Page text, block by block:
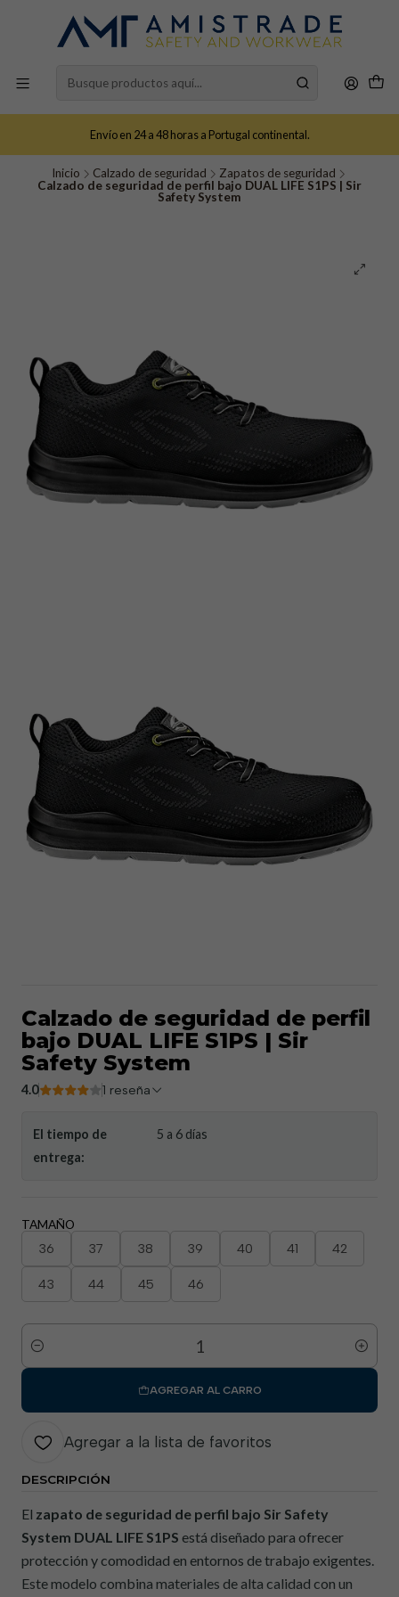
Envío en 24 a 48 horas a Portugal continental.
Inicio Calzado de seguridad
Zapatos de seguridad
Calzado de seguridad de perfil bajo DUAL LIFE S1PS | Sir
Safety System
Calzado de seguridad de perfil
bajo DUAL LIFE S1PS | Sir
Safety System
4.0 1 reseña
El tiempo de
entrega:
5 a 6 días
TAMAÑO
36 37 38 39 40 41 42
43 44 45 46
Cantidad
AGREGAR AL CARRO
Agregar a la lista de favoritos
DESCRIPCIÓN
El zapato de seguridad de perfil bajo Sir Safety
System DUAL LIFE S1PS está diseñado para ofrecer
protección y comodidad en entornos de trabajo exigentes.
Este modelo combina materiales de alta calidad con un